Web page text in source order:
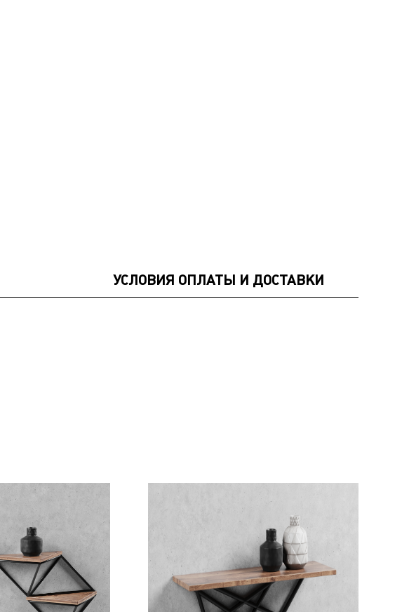
УСЛОВИЯ ОПЛАТЫ И ДОСТАВКИ